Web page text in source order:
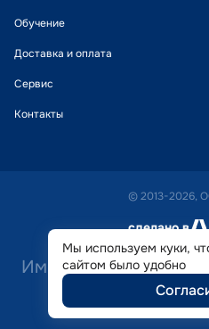
Обучение
Доставка и оплата
Сервис
Контакты
© 2013-2026,
сделано в
Имеются
консультация
Мы используем куки,
сайтом было удобно